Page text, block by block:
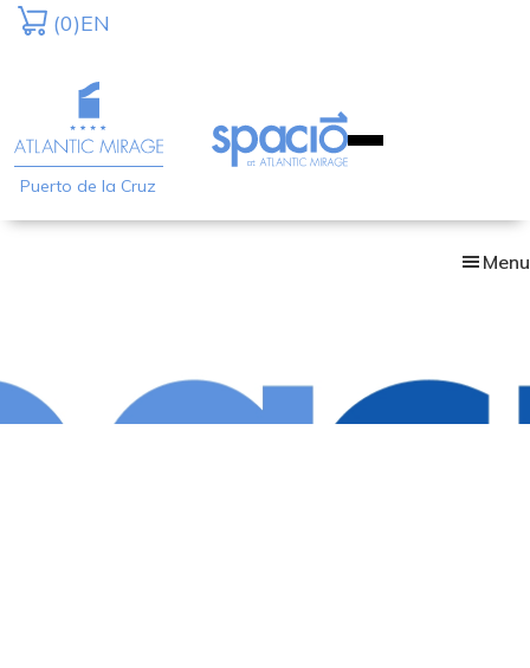
Skip
content
(0)EN
Puerto de la Cruz
Menu